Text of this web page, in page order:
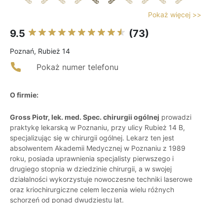
Pokaż więcej >>
9.5 (73)
Poznań, Rubież 14
Pokaż numer telefonu
O firmie:
Gross Piotr, lek. med. Spec. chirurgii ogólnej prowadzi
praktykę lekarską w Poznaniu, przy ulicy Rubież 14 B,
specjalizując się w chirurgii ogólnej. Lekarz ten jest
absolwentem Akademii Medycznej w Poznaniu z 1989
roku, posiada uprawnienia specjalisty pierwszego i
drugiego stopnia w dziedzinie chirurgii, a w swojej
działalności wykorzystuje nowoczesne techniki laserowe
oraz kriochirurgiczne celem leczenia wielu różnych
schorzeń od ponad dwudziestu lat.